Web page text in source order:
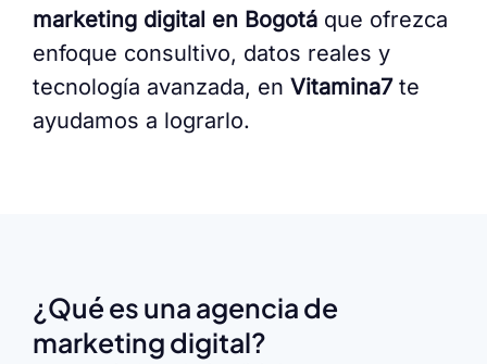
marketing digital en Bogotá que ofrezca
enfoque consultivo, datos reales y
tecnología avanzada, en Vitamina7te
ayudamos a lograrlo.
¿Qué es una agencia de
marketing digital?